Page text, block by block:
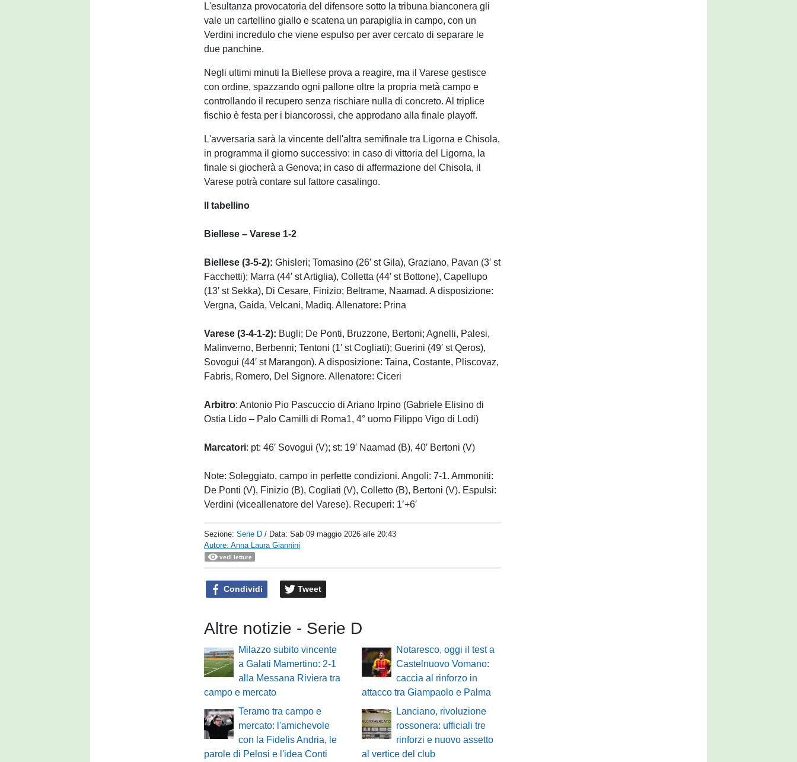
L'esultanza provocatoria del difensore sotto la tribuna bianconera gli
vale un cartellino giallo e scatena un parapiglia in campo, con un
Verdini incredulo che viene espulso per aver cercato di separare le
due panchine.
Negli ultimi minuti la Biellese prova a reagire, ma il Varese gestisce
con ordine, spazzando ogni pallone oltre la propria metà campo e
controllando il recupero senza rischiare nulla di concreto. Al triplice
fischio è festa per i biancorossi, che approdano alla finale playoff.
L'avversaria sarà la vincente dell'altra semifinale tra Ligorna e Chisola,
in programma il giorno successivo: in caso di vittoria del Ligorna, la
finale si giocherà a Genova; in caso di affermazione del Chisola, il
Varese potrà contare sul fattore casalingo.
Il tabellino
Biellese – Varese 1-2
Biellese (3-5-2):Ghisleri; Tomasino (26′ st Gila), Graziano, Pavan (3′ st
Facchetti); Marra (44′ st Artiglia), Colletta (44′ st Bottone), Capellupo
(13′ st Sekka), Di Cesare, Finizio; Beltrame, Naamad. A disposizione:
Vergna, Gaida, Velcani, Madiq. Allenatore: Prina
Varese (3-4-1-2): Bugli; De Ponti, Bruzzone, Bertoni; Agnelli, Palesi,
Malinverno, Berbenni; Tentoni (1′ st Cogliati); Guerini (49′ st Qeros),
Sovogui (44′ st Marangon). A disposizione: Taina, Costante, Pliscovaz,
Fabris, Romero, Del Signore. Allenatore: Ciceri
Arbitro: Antonio Pio Pascuccio di Ariano Irpino (Gabriele Elisino di
Ostia Lido – Palo Camilli di Roma1, 4° uomo Filippo Vigo di Lodi)
Marcatori: pt: 46′ Sovogui (V); st: 19′ Naamad (B), 40′ Bertoni (V)
Note: Soleggiato, campo in perfette condizioni. Angoli: 7-1. Ammoniti:
De Ponti (V), Finizio (B), Cogliati (V), Colletto (B), Bertoni (V). Espulsi:
Verdini (viceallenatore del Varese). Recuperi: 1’+6′
Sezione:Serie D / Data:Sab 09 maggio 2026 alle 20:43
Autore: Anna Laura Giannini
vedi letture
Condividi Tweet
Altre notizie - Serie D
Milazzo subito vincente
a Galati Mamertino: 2-1
alla Messana Riviera tra
campo e mercato
Notaresco, oggi il test a
Castelnuovo Vomano:
caccia al rinforzo in
attacco tra Giampaolo e Palma
Teramo tra campo e
mercato: l'amichevole
con la Fidelis Andria, le
parole di Pelosi e l'idea Conti
Lanciano, rivoluzione
rossonera: ufficiali tre
rinforzi e nuovo assetto
al vertice del club